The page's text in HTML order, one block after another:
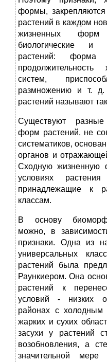
формы,
растений в каждом
жизненных форм
биологические и
растений: форма
систем,
размножению и т.
растений называют
Существуют
форм растений, не
систематиков,
органов и
Сходную жизненную
условиях
принадлежащие к
классам.
В основу
можно, в
признаки. Одна из
универсальных
растений была
Раункиером. Она
растений к
условий - низких
районах с холодным
жарких и сухих
засухи у растений
возобновления, а
значительной